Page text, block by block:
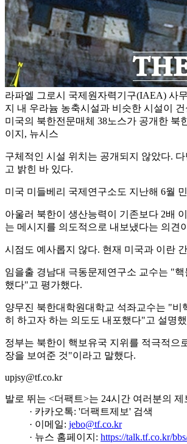
라파엘 그로시 국제원자력기구(IAEA) 사
지 내 우라늄 농축시설과 비슷한 시설이
미국의 북한전문매체 38노스가 공개한 북
이지, 뉴시스
구체적인 시설 위치는 공개되지 않았다.
고 밝힌 바 있다.
미국 미들베리 국제연구소도 지난해 6월
아울러 북한이 생산능력이 기존보다 2배
는 메시지를 의도적으로 내보냈다는 의견
시점도 예사롭지 않다. 현재 미국과 이란
임을출 경남대 극동문제연구소 교수는 "
했다"고 평가했다.
양무진 북한대학원대학교 석좌교수는 "
히 하고자 하는 의도도 내포했다"고 설명
정부는 북한이 핵보유국 지위를 적극적으
장을 보여준 것"이라고 말했다.
upjsy@tf.co.kr
발로 뛰는 <더팩트>는 24시간 여러분의
· 카카오톡: '더팩트제보' 검색
· 이메일: jebo@tf.co.kr
· 뉴스 홈페이지: https://talk.tf.co.kr/